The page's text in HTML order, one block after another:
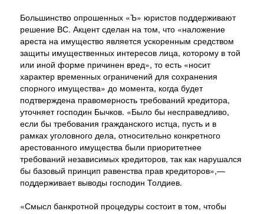
Большинство опрошенных «Ъ» юристов поддерживают
решение ВС. Акцент сделан на том, что «наложение
ареста на имущество является ускоренным средством
защиты имущественных интересов лица, которому в той
или иной форме причинен вред», то есть «носит
характер временных ограничений для сохранения
спорного имущества» до момента, когда будет
подтверждена правомерность требований кредитора,
уточняет господин Бычков. «Было бы несправедливо,
если бы требования гражданского истца, пусть и в
рамках уголовного дела, относительно конкретного
арестованного имущества были приоритетнее
требований независимых кредиторов, так как нарушался
бы базовый принцип равенства прав кредиторов»,—
поддерживает выводы господин Толдиев.
«Смысл банкротной процедуры состоит в том, чтобы